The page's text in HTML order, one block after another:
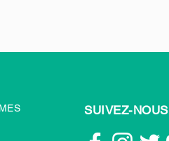
SUIVEZ-NOUS